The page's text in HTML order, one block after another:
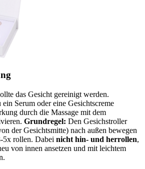
das Gesicht gereinigt werden.
Serum oder eine Gesichtscreme
durch die Massage mit dem
Grundregel: Den Gesichstroller
der Gesichtsmitte) nach außen bewegen
5x rollen. Dabei nicht hin- und herrollen,
von innen ansetzen und mit leichtem